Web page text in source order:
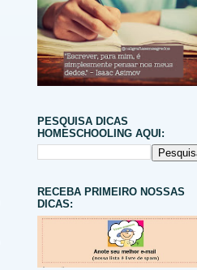
PESQUISA DICAS
HOMESCHOOLING AQUI:
RECEBA PRIMEIRO NOSSAS
DICAS: